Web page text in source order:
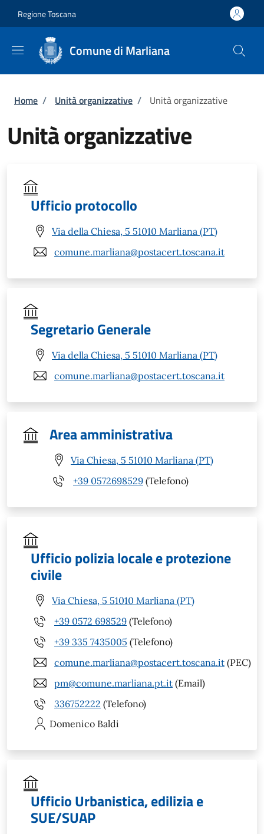
Regione Toscana
Comune di Marliana
Briciole di pane
Home / Unità organizzative / Unità organizzative
Unità organizzative
Ufficio protocollo
Via della Chiesa, 5 51010 Marliana (PT)
comune.marliana@postacert.toscana.it
Segretario Generale
Via della Chiesa, 5 51010 Marliana (PT)
comune.marliana@postacert.toscana.it
Area amministrativa
Via Chiesa, 5 51010 Marliana (PT)
+39 0572698529 (Telefono)
Ufficio polizia locale e protezione
civile
Via Chiesa, 5 51010 Marliana (PT)
+39 0572 698529 (Telefono)
+39 335 7435005 (Telefono)
comune.marliana@postacert.toscana.it (PEC)
pm@comune.marliana.pt.it (Email)
336752222 (Telefono)
Domenico Baldi
Ufficio Urbanistica, edilizia e
SUE/SUAP